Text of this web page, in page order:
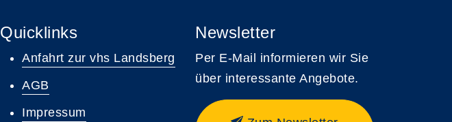
Quicklinks
Anfahrt zur vhs Landsberg
AGB
Impressum
Newsletter
Per E-Mail informieren wir Sie
über interessante Angebote.